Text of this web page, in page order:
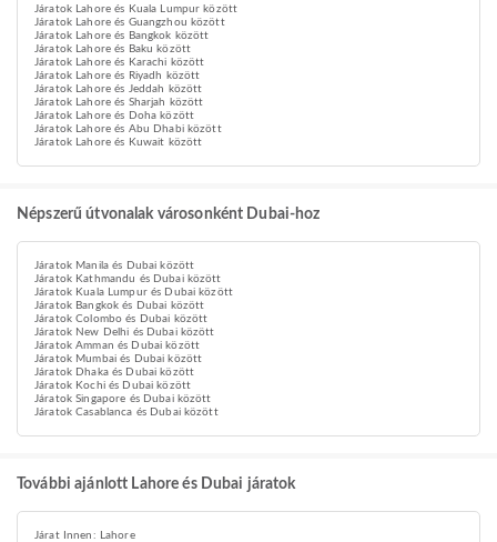
Járatok Lahore és Kuala Lumpur között
Járatok Lahore és Guangzhou között
Járatok Lahore és Bangkok között
Járatok Lahore és Baku között
Járatok Lahore és Karachi között
Járatok Lahore és Riyadh között
Járatok Lahore és Jeddah között
Járatok Lahore és Sharjah között
Járatok Lahore és Doha között
Járatok Lahore és Abu Dhabi között
Járatok Lahore és Kuwait között
Népszerű útvonalak városonként Dubai-hoz
Járatok Manila és Dubai között
Járatok Kathmandu és Dubai között
Járatok Kuala Lumpur és Dubai között
Járatok Bangkok és Dubai között
Járatok Colombo és Dubai között
Járatok New Delhi és Dubai között
Járatok Amman és Dubai között
Járatok Mumbai és Dubai között
Járatok Dhaka és Dubai között
Járatok Kochi és Dubai között
Járatok Singapore és Dubai között
Járatok Casablanca és Dubai között
További ajánlott Lahore és Dubai járatok
Járat Innen: Lahore